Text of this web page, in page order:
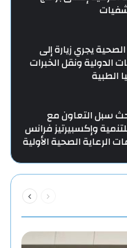
يجري زيارة إلى
الدولية ونقل الخبرات
الطبية
سبل التعاون مع
وإكسبيرتيز فرانس
الرعاية الصحية الأولية
الصفحةالصفحة